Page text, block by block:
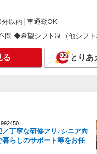
2031159
垣駅｜日払いOK！日収1.1万
スタッフ！
時給1500円〜2125円 ＜日払
費全支給(ガソリン代含む)＞
H-2159134
≪大垣駅≫日勤のみ＆残業ナシ
以内│車通勤OK
問 ◆希望シフト制（他シフ
る とりあ
丁寧な研修アリ♪シニア向
暮らしのサポート等をお任